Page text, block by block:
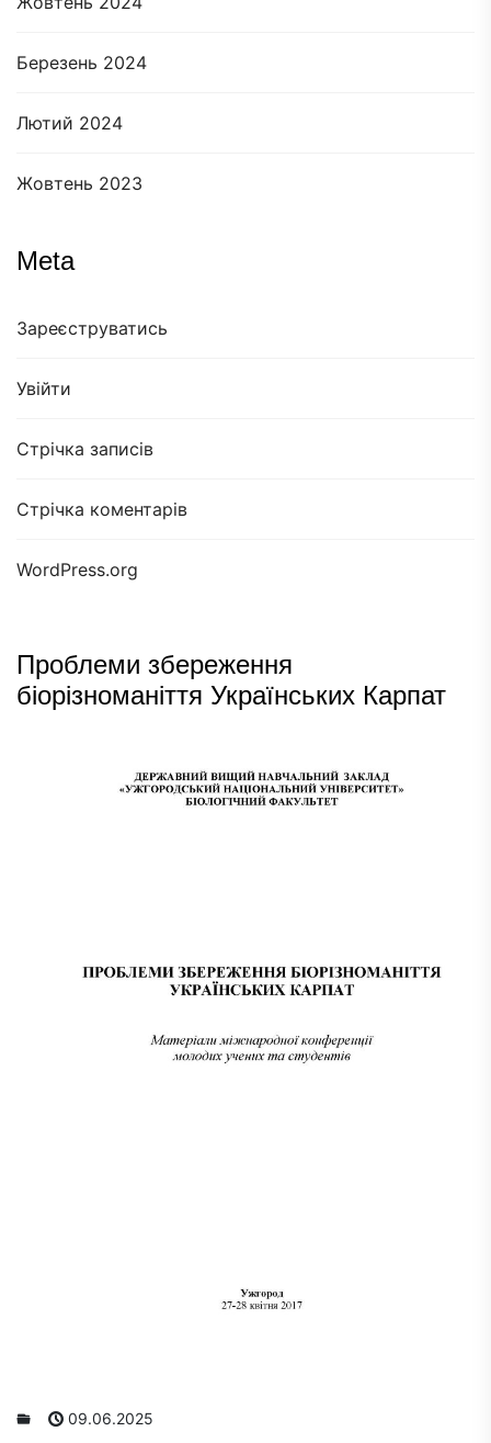
Березень 2024
Лютий 2024
Жовтень 2023
Meta
Зареєструватись
Увійти
Стрічка записів
Стрічка коментарів
WordPress.org
Проблеми збереження
біорізноманіття Українських Карпат
09.06.2025